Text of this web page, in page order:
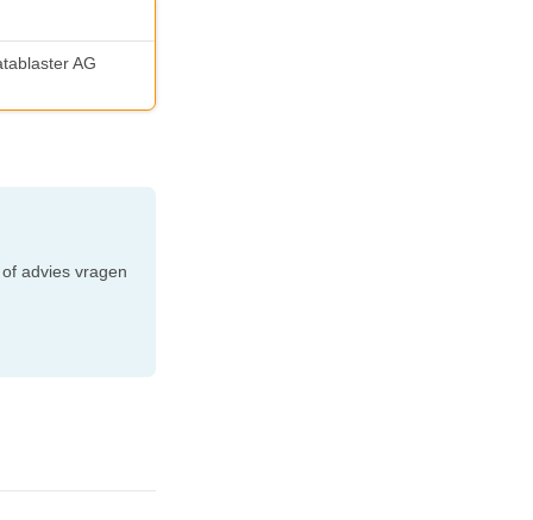
AG
advies vragen